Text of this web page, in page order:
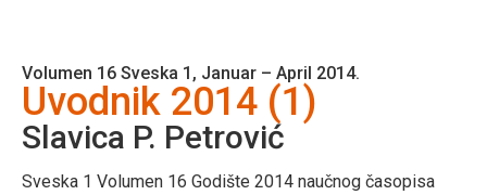
Volumen 16 Sveska 1, Januar – April 2014.
Uvodnik 2014 (1)
Slavica P. Petrović
Sveska 1 Volumen 16 Godište 2014 naučnog časopisa